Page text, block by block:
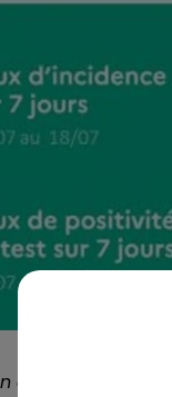
épidémiologique